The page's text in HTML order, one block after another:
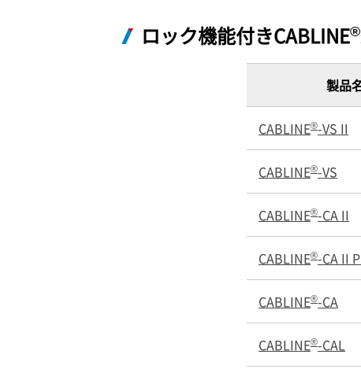
ロック機能付きCABLINE®
製品
CABLINE®-VS II
CABLINE®-VS
CABLINE®-CA II
CABLINE®-CA II
CABLINE®-CA
CABLINE®-CAL